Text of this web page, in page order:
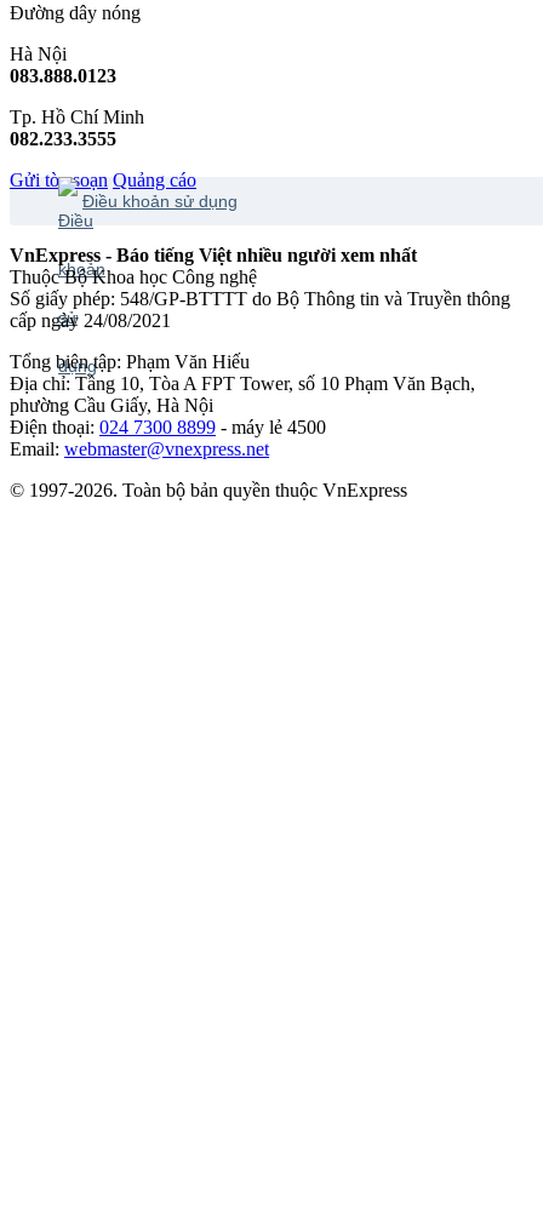
Đường dây nóng
Hà Nội
083.888.0123
Tp. Hồ Chí Minh
082.233.3555
Gửi tòa soạn Quảng cáo
Điều khoản sử dụng
VnExpress - Báo tiếng Việt nhiều người xem nhất
Thuộc Bộ Khoa học Công nghệ
Số giấy phép: 548/GP-BTTTT do Bộ Thông tin và Truyền thông
cấp ngày 24/08/2021
Tổng biên tập: Phạm Văn Hiếu
Địa chỉ: Tầng 10, Tòa A FPT Tower, số 10 Phạm Văn Bạch,
phường Cầu Giấy, Hà Nội
Điện thoại: 024 7300 8899 - máy lẻ 4500
Email: webmaster@vnexpress.net
© 1997-2026. Toàn bộ bản quyền thuộc VnExpress